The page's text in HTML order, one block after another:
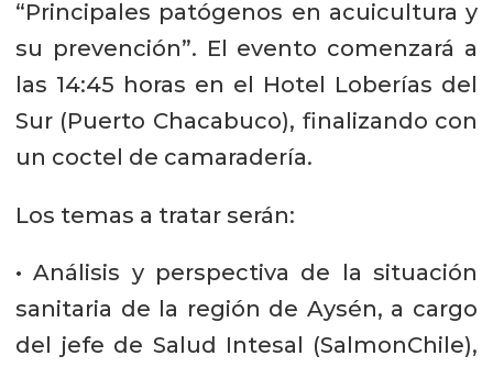
“Principales patógenos en acuicultura y
su prevención”. El evento comenzará a
las 14:45 horas en el Hotel Loberías del
Sur (Puerto Chacabuco), finalizando con
un coctel de camaradería.
Los temas a tratar serán:
• Análisis y perspectiva de la situación
sanitaria de la región de Aysén, a cargo
del jefe de Salud Intesal (SalmonChile),